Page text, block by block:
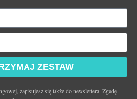
ZESTAW
zapisujesz się także do newslettera. Zgodę